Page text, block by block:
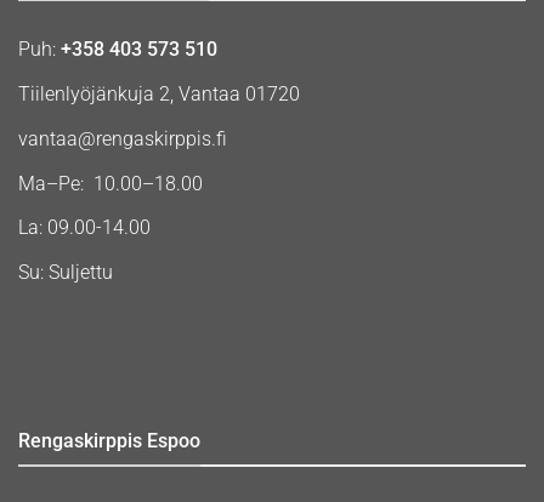
Puh: +358 403 573 510
Tiilenlyöjänkuja 2, Vantaa 01720
vantaa@rengaskirppis.fi
Ma–Pe: 10.00–18.00
La: 09.00-14.00
Su: Suljettu
Rengaskirppis Espoo